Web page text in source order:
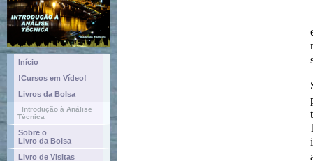
Início
!Cursos em Vídeo!
Livros da Bolsa
Introdução à Análise
Técnica
Sobre o
Livro da Bolsa
Livro de Visitas